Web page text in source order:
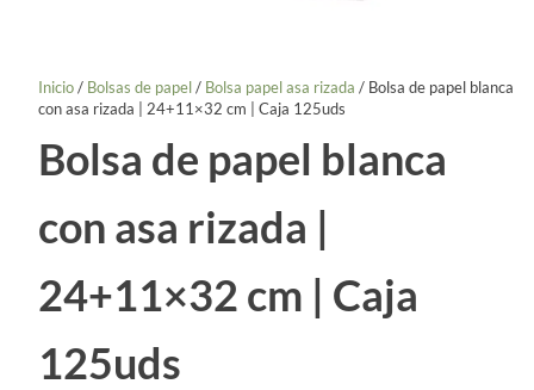
Inicio/ Bolsas de papel/ Bolsa papel asa rizada / Bolsa de papel blanca
con asa rizada | 24+11×32 cm | Caja 125uds
Bolsa de papel blanca
con asa rizada |
24+11×32 cm | Caja
125uds